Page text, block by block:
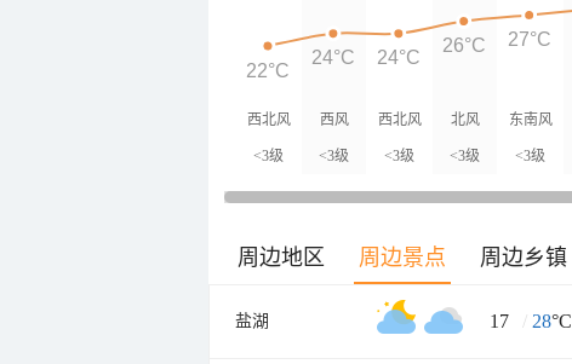
西北风
<3级
西风
<3级
西北风
<3级
北风
<3级
东南风
<3级
22°C
24°C 24°C
26°C 27°C
周边地区 周边景点 周边乡镇
盐湖 17 / 28°C